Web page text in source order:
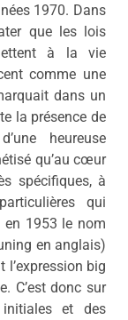
1970. Dans
que les lois
à la vie
comme une
dans un
la présence de
heureuse
qu’au cœur
spécifiques, à
qui
en 1953 le nom
en anglais)
l’expression big
C’est donc sur
et des